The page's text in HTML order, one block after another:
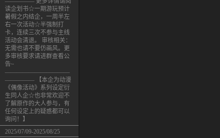
读企划书☆一期游玩预计
暑假之内结企，一周半左
右一次活动☆半强制打
卡，连续三次不参与主线
活动会清退。 审核相关：
无需也请不要仿画风。更
多审核要求请进群查看公
告~
———————————
————— 【本企为动漫
《偶像活动》系列设定衍
生同人企☆也非常欢迎不
了解原作的大人参与，有
任何设定上的疑惑都可以
询问！】
2025/07/09-2025/08/25